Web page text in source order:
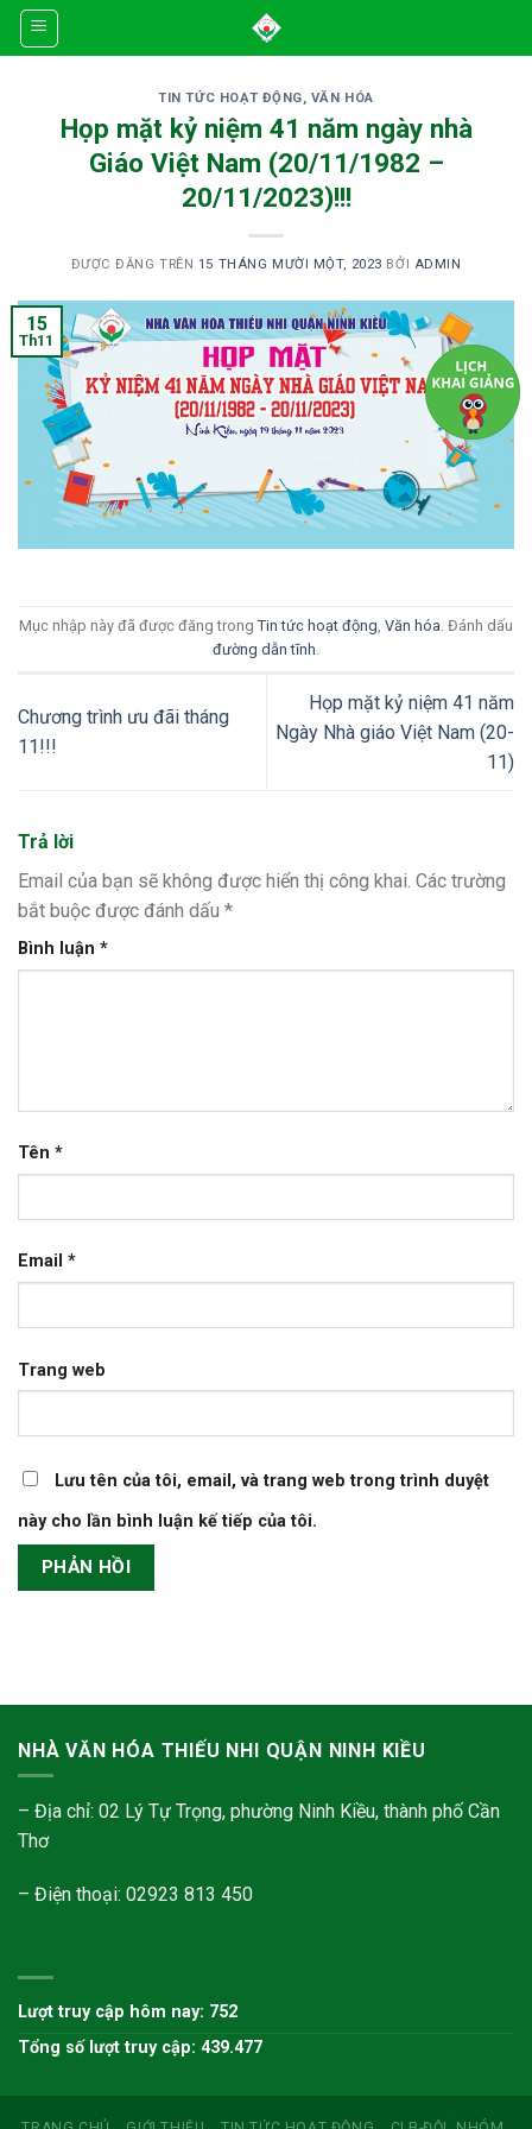
Skip
TIN TỨC HOẠT ĐỘNG, VĂN HÓA
Họp mặt kỷ niệm 41 năm ngày nhà
Giáo Việt Nam (20/11/1982 –
20/11/2023)!!!
ĐƯỢC ĐĂNG TRÊN 15 THÁNG MƯỜI MỘT, 2023 BỞI ADMIN
15
Th11
Mục nhập này đã được đăng trong Tin tức hoạt động Văn hóa . Đánh dấu
đường dẫn tĩnh
Chương trình ưu đãi tháng
11!!!
Họp mặt kỷ niệm 41 năm
Ngày Nhà giáo Việt Nam (20-
11)
Trả lời
Email của bạn sẽ không được hiển thị công khai. Các trường
bắt buộc được đánh dấu *
Bình luận *
Tên *
Email *
Trang web
Lưu tên của tôi, email, và trang web trong trình duyệt
này cho lần bình luận kế tiếp của tôi.
NHÀ VĂN HÓA THIẾU NHI QUẬN NINH KIỀU
– Địa chỉ: 02 Lý Tự Trọng, phường Ninh Kiều, thành phố Cần
Thơ
– Điện thoại: 02923 813 450
Lượt truy cập hôm nay: 752
Tổng số lượt truy cập: 439.477